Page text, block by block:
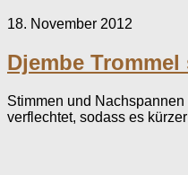
18. November 2012
Djembe
Stimmen und
verflechtet, sodass es